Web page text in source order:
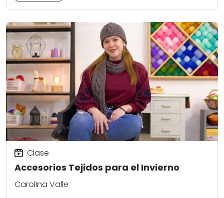
Accesorios Tejidos para el Invierno
Clase
Carolina Valle